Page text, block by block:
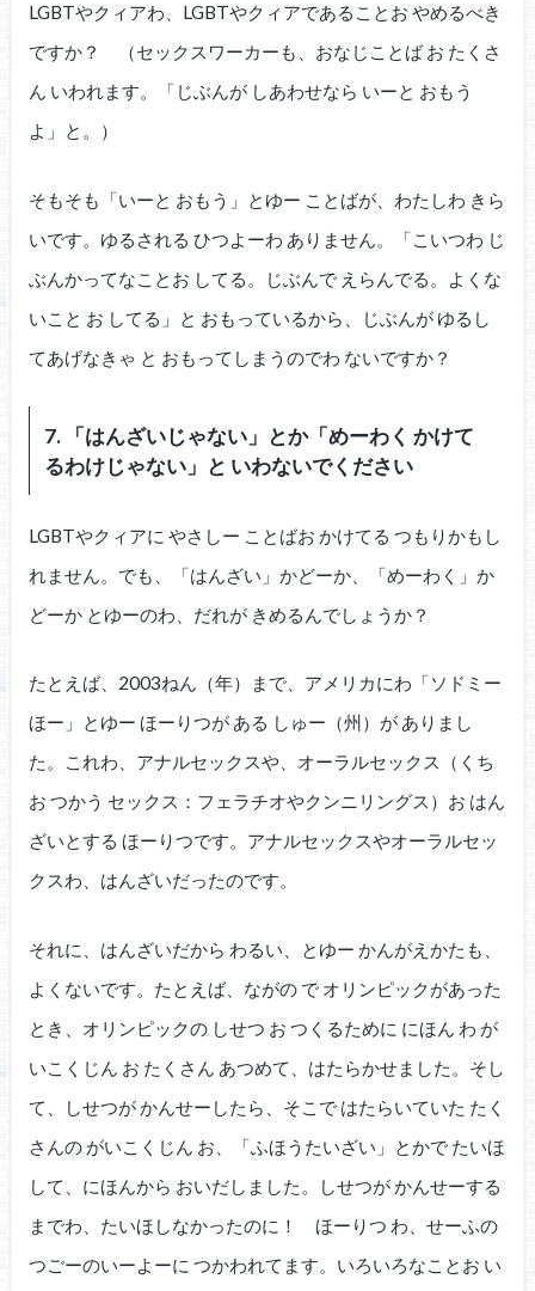
LGBTやクィアわ、LGBTやクィアであることお やめるべき
ですか？ （セックスワーカーも、おなじことば お たくさ
ん いわれます。「じぶんが しあわせなら いーと おもう
よ」と。）
そもそも「いーと おもう」とゆー ことばが、わたしわ きら
いです。ゆるされる ひつよーわ ありません。「こいつわ じ
ぶんかってなことお してる。じぶんで えらんでる。よくな
いこと お してる」と おもっているから、じぶんが ゆるし
てあげなきゃ と おもってしまうのでわ ないですか？
7. 「はんざいじゃない」とか「めーわく かけて
るわけじゃない」と いわないでください
LGBTやクィアに やさしー ことばお かけてる つもりかもし
れません。でも、「はんざい」かどーか、「めーわく」か
どーか とゆーのわ、だれが きめるんでしょうか？
たとえば、2003ねん（年）まで、アメリカにわ「ソドミー
ほー」とゆー ほーりつが ある しゅー（州）が ありまし
た。これわ、アナルセックスや、オーラルセックス（くち
お つかう セックス：フェラチオやクンニリングス）お はん
ざいとする ほーりつです。アナルセックスやオーラルセッ
クスわ、はんざいだったのです。
それに、はんざいだから わるい、とゆー かんがえかたも、
よくないです。たとえば、ながの で オリンピックがあった
とき、オリンピックの しせつ お つくるために にほん わ が
いこくじん お たくさん あつめて、はたらかせました。そし
て、しせつが かんせーしたら、そこで はたらいていた たく
さんの がいこくじん お、「ふほうたいざい」とかで たいほ
して、にほんから おいだしました。しせつが かんせーする
までわ、たいほしなかったのに！ ほーりつ わ、せーふの
つごーのいーよーに つかわれてます。いろいろなことお い